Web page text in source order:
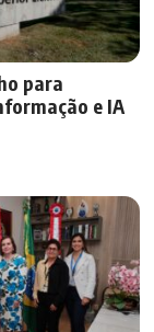
para
e IA